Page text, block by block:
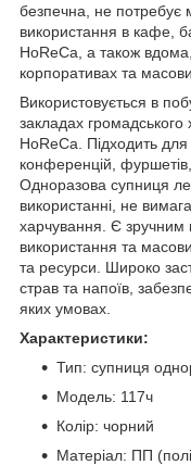
безпечна, не потребує
використання в кафе,
HoReCa, а також
корпоративах та
Використовується в
закладах громадського
HoReCa. Підходить для
конференцій, фуршетів,
Одноразова супниця
використанні, не
харчування. Є зручним
використання та
та ресурси. Широко
страв та напоїв,
яких умовах.
Характеристики:
Тип: супниця
Модель: 117ч
Колір: чорний
Матеріал: ПП